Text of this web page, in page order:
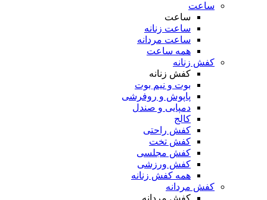
ساعت
ساعت
ساعت زنانه
ساعت مردانه
همه ساعت
کفش زنانه
کفش زنانه
بوت و نیم بوت
پاپوش و روفرشی
دمپایی و صندل
کالج
کفش راحتی
کفش تخت
کفش مجلسی
کفش ورزشی
همه کفش زنانه
کفش مردانه
کفش مردانه